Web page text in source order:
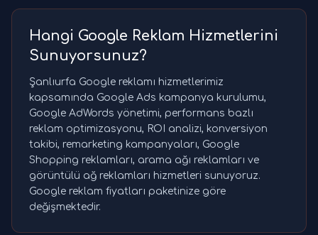
Hangi Google Reklam Hizmetlerini
Sunuyorsunuz?
Şanlıurfa Google reklamı hizmetlerimiz
kapsamında Google Ads kampanya kurulumu,
Google AdWords yönetimi, performans bazlı
reklam optimizasyonu, ROI analizi, konversiyon
takibi, remarketing kampanyaları, Google
Shopping reklamları, arama ağı reklamları ve
görüntülü ağ reklamları hizmetleri sunuyoruz.
Google reklam fiyatları paketinize göre
değişmektedir.